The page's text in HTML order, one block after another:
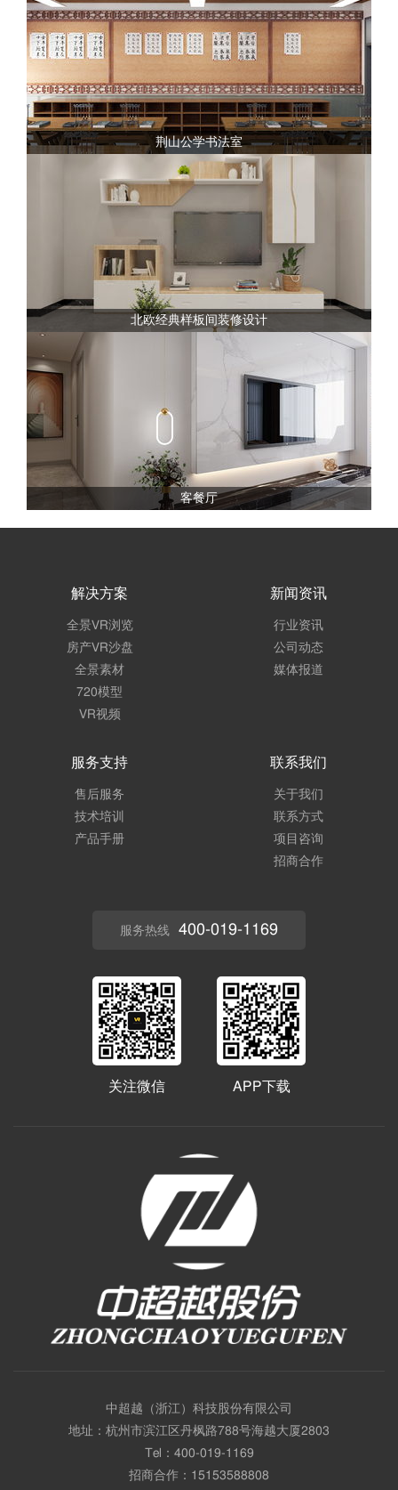
荆山公学书法室
北欧经典样板间装修设计
客餐厅
解决方案
全景VR浏览
房产VR沙盘
全景素材
720模型
VR视频
新闻资讯
行业资讯
公司动态
媒体报道
服务支持
售后服务
技术培训
产品手册
联系我们
关于我们
联系方式
项目咨询
招商合作
服务热线 400-019-1169
关注微信 APP下载
中超越（浙江）科技股份有限公司
地址：杭州市滨江区丹枫路788号海越大厦2803
Tel： 400-019-1169
招商合作： 15153588808